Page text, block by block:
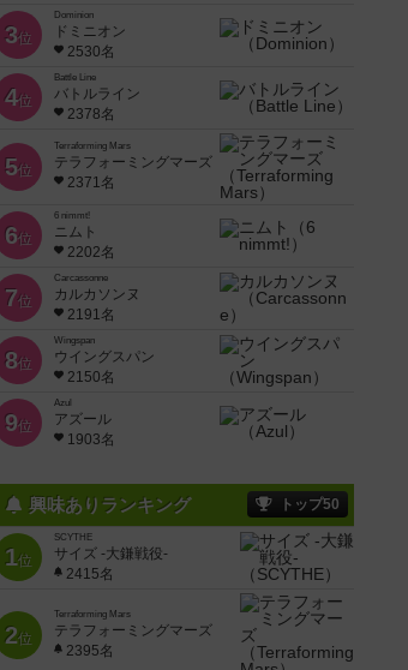
3位
Dominion
ドミニオン
2530名
4位
Battle Line
バトルライン
2378名
5位
Terraforming Mars
テラフォーミングマーズ
2371名
6位
6 nimmt!
ニムト
2202名
7位
Carcassonne
カルカソンヌ
2191名
8位
Wingspan
ウイングスパン
2150名
9位
Azul
アズール
1903名
興味ありランキング トップ50
1位
SCYTHE
サイズ -大鎌戦役-
2415名
2位
Terraforming Mars
テラフォーミングマーズ
2395名